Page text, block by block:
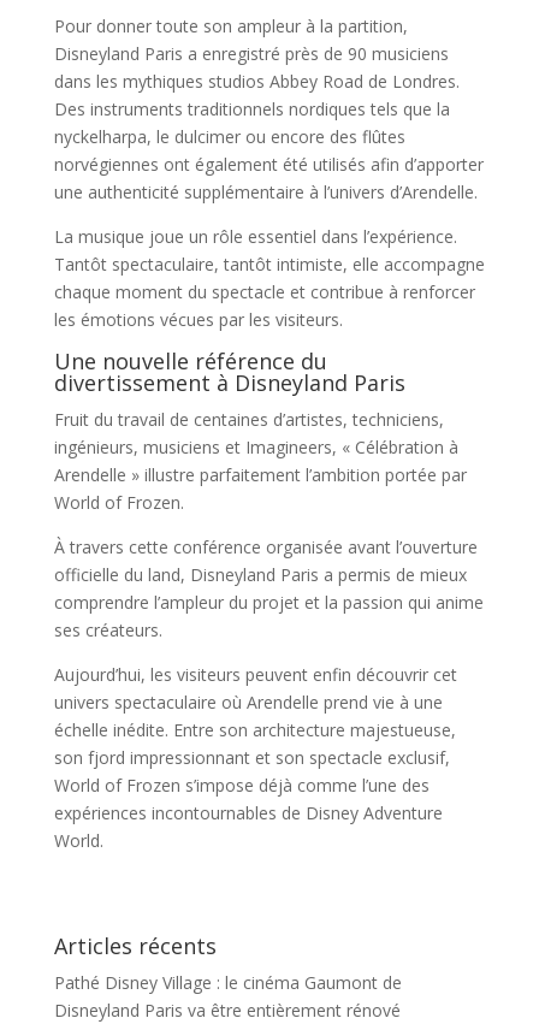
Pour donner toute son ampleur à la partition,
Disneyland Paris a enregistré près de 90 musiciens
dans les mythiques studios Abbey Road de Londres.
Des instruments traditionnels nordiques tels que la
nyckelharpa, le dulcimer ou encore des flûtes
norvégiennes ont également été utilisés afin d’apporter
une authenticité supplémentaire à l’univers d’Arendelle.
La musique joue un rôle essentiel dans l’expérience.
Tantôt spectaculaire, tantôt intimiste, elle accompagne
chaque moment du spectacle et contribue à renforcer
les émotions vécues par les visiteurs.
Une nouvelle référence du
divertissement à Disneyland Paris
Fruit du travail de centaines d’artistes, techniciens,
ingénieurs, musiciens et Imagineers, « Célébration à
Arendelle » illustre parfaitement l’ambition portée par
World of Frozen.
À travers cette conférence organisée avant l’ouverture
officielle du land, Disneyland Paris a permis de mieux
comprendre l’ampleur du projet et la passion qui anime
ses créateurs.
Aujourd’hui, les visiteurs peuvent enfin découvrir cet
univers spectaculaire où Arendelle prend vie à une
échelle inédite. Entre son architecture majestueuse,
son fjord impressionnant et son spectacle exclusif,
World of Frozen s’impose déjà comme l’une des
expériences incontournables de Disney Adventure
World.
Articles récents
Pathé Disney Village : le cinéma Gaumont de
Disneyland Paris va être entièrement rénové